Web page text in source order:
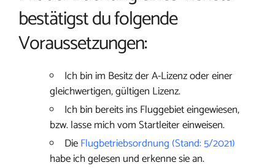
bestätigst du folgende
Voraussetzungen:
Ich bin im Besitz der A-Lizenz oder einer
gleichwertigen, gültigen Lizenz.
Ich bin bereits ins Fluggebiet eingewiesen,
bzw. lasse mich vom Startleiter einweisen.
DieFlugbetriebsordnung (Stand: 5/2021)
habe ich gelesen und erkenne sie an.